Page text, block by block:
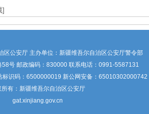
]
区公安厅 主办单位：新疆维吾尔自治区公安厅警令部
号 邮政编码：830000 联系电话：0991-5587131
标识码：6500000019 新公网安备：65010302000742
所有：新疆维吾尔自治区公安厅
gat.xinjiang.gov.cn